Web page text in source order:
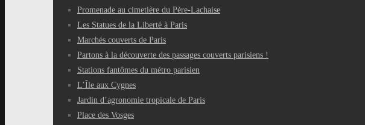
Promenade au cimetière du Père-Lachaise
Les Statues de la Liberté à Paris
Marchés couverts de Paris
Partons à la découverte des passages couverts parisiens !
Stations fantômes du métro parisien
L’Île aux Cygnes
Jardin d’agronomie tropicale de Paris
Place des Vosges